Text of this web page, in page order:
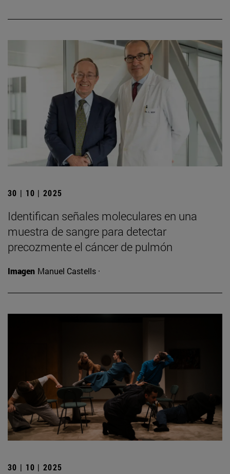
30 | 10 | 2025
Identifican señales moleculares en una
muestra de sangre para detectar
precozmente el cáncer de pulmón
Imagen Manuel Castells ·
30 | 10 | 2025